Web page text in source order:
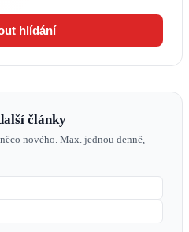
hlídání
články
nového. Max. jednou denně,